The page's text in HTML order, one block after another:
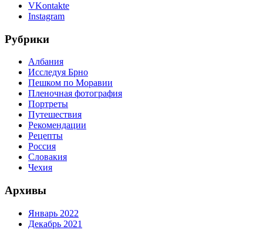
VKontakte
Instagram
Рубрики
Албания
Исследуя Брно
Пешком по Моравии
Пленочная фотография
Портреты
Путешествия
Рекомендации
Рецепты
Россия
Словакия
Чехия
Архивы
Январь 2022
Декабрь 2021